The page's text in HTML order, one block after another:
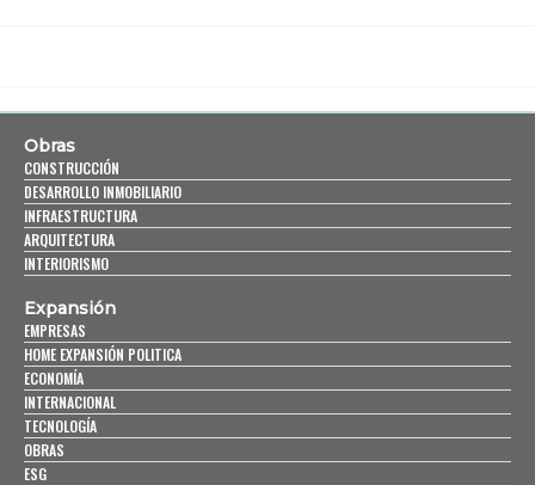
Obras
CONSTRUCCIÓN
DESARROLLO INMOBILIARIO
INFRAESTRUCTURA
ARQUITECTURA
INTERIORISMO
Expansión
EMPRESAS
HOME EXPANSIÓN POLITICA
ECONOMÍA
INTERNACIONAL
TECNOLOGÍA
OBRAS
ESG